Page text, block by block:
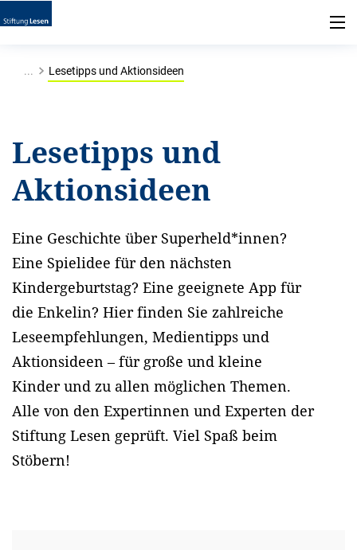
... Lesetipps und Aktionsideen
Lesetipps und
Aktionsideen
Eine Geschichte über Superheld*innen?
Eine Spielidee für den nächsten
Kindergeburtstag? Eine geeignete App für
die Enkelin? Hier finden Sie zahlreiche
Leseempfehlungen, Medientipps und
Aktionsideen – für große und kleine
Kinder und zu allen möglichen Themen.
Alle von den Expertinnen und Experten der
Stiftung Lesen geprüft. Viel Spaß beim
Stöbern!